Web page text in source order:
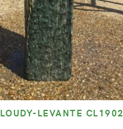
LEVANTE CL1902